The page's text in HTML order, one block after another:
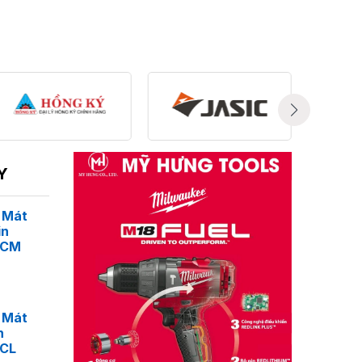
cơ chế phanh điện tử.
Mát
Mát